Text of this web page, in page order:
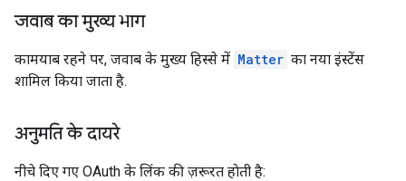
जवाब का मुख्य भाग
कामयाब रहने पर, जवाब के मुख्य हिस्से में Matter का नया इंस्टेंस
शामिल किया जाता है.
अनुमति के दायरे
नीचे दिए गए OAuth के लिंक की ज़रूरत हाेती है: